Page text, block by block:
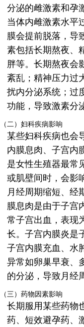
分泌的雌激素和孕
当体内雌激素水平
膜会提前脱落，导
素包括长期熬夜、
胖等。长期熬夜会
紊乱；精神压力过
扰内分泌系统；过
功能，导致激素分
（二）妇科疾病影响
某些妇科疾病也会
内膜息肉、子宫内
是女性生殖器最常
或肌壁间时，会影
月经周期缩短、经
膜息肉是由于子宫
常子宫出血，表现
长。子宫内膜炎是
子宫内膜充血、水
异常如卵巢早衰、
的分泌，导致月经
（三）药物因素影响
长期服用某些药物
药、短效避孕药、